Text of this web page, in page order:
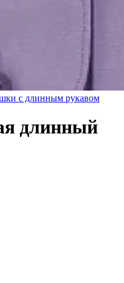
с длинным рукавом
длинный